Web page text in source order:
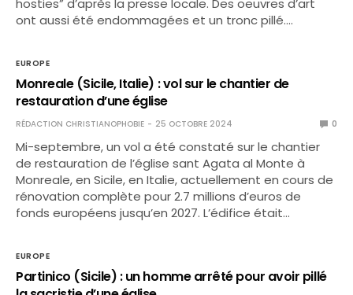
hosties” d’après la presse locale. Des oeuvres d’art
ont aussi été endommagées et un tronc pillé.…
EUROPE
Monreale (Sicile, Italie) : vol sur le chantier de
restauration d’une église
RÉDACTION CHRISTIANOPHOBIE 25 OCTOBRE 2024 0
Mi-septembre, un vol a été constaté sur le chantier
de restauration de l’église sant Agata al Monte à
Monreale, en Sicile, en Italie, actuellement en cours de
rénovation complète pour 2.7 millions d’euros de
fonds européens jusqu’en 2027. L’édifice était…
EUROPE
Partinico (Sicile) : un homme arrêté pour avoir pillé